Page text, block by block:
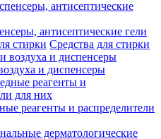
антисептические гели
Средства для стирки
и диспенсеры
реагенты и распределители